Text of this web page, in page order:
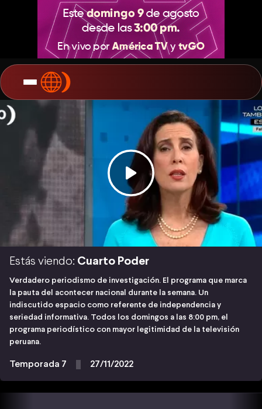
Estás viendo: Cuarto Poder
Verdadero periodismo de investigación. El programa que marca
la pauta del acontecer nacional durante la semana. Un
indiscutido espacio como referente de independencia y
seriedad informativa. Todos los domingos a las 8:00 pm, el
programa periodístico con mayor legitimidad de la televisión
peruana.
Temporada 7 27/11/2022